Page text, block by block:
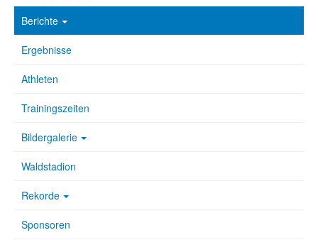
Berichte
Ergebnisse
Athleten
Trainingszeiten
Bildergalerie
Waldstadion
Rekorde
Sponsoren